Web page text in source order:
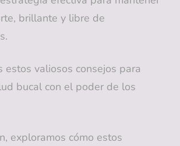
brillante y libre de
estos valiosos consejos para
bucal con el poder de los
exploramos cómo estos